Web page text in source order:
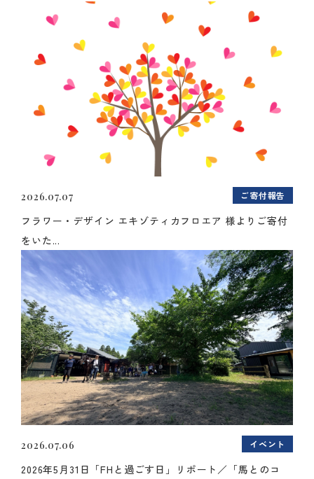
2026.07.07 ご寄付報告
フラワー・デザイン エキゾティカフロエア 様よりご寄付
をいた...
2026.07.06 イベント
2026年5月31日「FHと過ごす日」リポート／「馬とのコ